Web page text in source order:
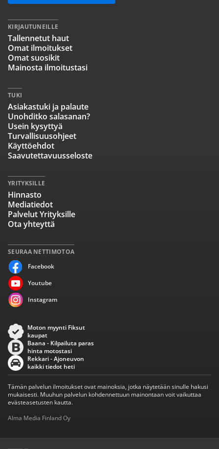
SEURAA NETTIMOTOA
Facebook
Youtube
Instagram
KIRJAUTUNEILLE
Tallennetut haut
Omat ilmoitukset
Omat suosikit
Mainosta ilmoitustasi
TUKI
Asiakastuki ja palaute
Unohditko salasanan?
Usein kysyttyä
Turvallisuusohjeet
Käyttöehdot
Saavutettavuusseloste
YRITYKSILLE
Hinnasto
Mediatiedot
Palvelut Yrityksille
Ota yhteyttä
Moton myynti Fiksut
kaupat
Baana - Kilpailuta paras
hinta motostasi
Rekkari - Ajoneuvon
kaikki tiedot heti
Tämän palvelun ilmoitukset ovat mainoksia, jotka näytetään sinulle hakusi
mukaisesti. Muuhun palvelun kohdennettuun mainontaan voit vaikuttaa
evästeasetusten kautta.
Alma Media Finland Oy